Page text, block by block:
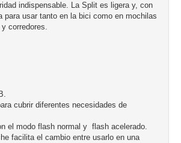
indispensable. La Split es ligera y, con
para usar tanto en la bici como en mochilas
corredores.
cubrir diferentes necesidades de
el modo flash normal y flash acelerado.
facilita el cambio entre usarlo en una